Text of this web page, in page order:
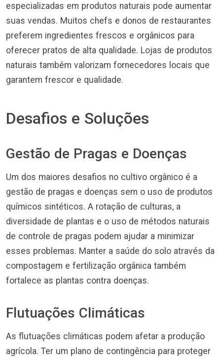
especializadas em produtos naturais pode aumentar
suas vendas. Muitos chefs e donos de restaurantes
preferem ingredientes frescos e orgânicos para
oferecer pratos de alta qualidade. Lojas de produtos
naturais também valorizam fornecedores locais que
garantem frescor e qualidade.
Desafios e Soluções
Gestão de Pragas e Doenças
Um dos maiores desafios no cultivo orgânico é a
gestão de pragas e doenças sem o uso de produtos
químicos sintéticos. A rotação de culturas, a
diversidade de plantas e o uso de métodos naturais
de controle de pragas podem ajudar a minimizar
esses problemas. Manter a saúde do solo através da
compostagem e fertilização orgânica também
fortalece as plantas contra doenças.
Flutuações Climáticas
As flutuações climáticas podem afetar a produção
agrícola. Ter um plano de contingência para proteger